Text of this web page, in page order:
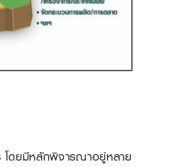
ร โดยมีหลักพิจารณาอยู่หลาย